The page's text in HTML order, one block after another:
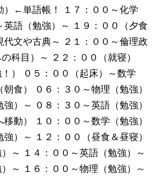
）←単語帳！ １７：００～化学
英語（勉強）～ １９：００（夕食
代文や古典～ ２１：００～倫理政
科目）～ ２２：００（就寝）
！） ０５：００（起床）～数学
朝食） ０６：３０～物理（勉強）
）～ ０８：３０～英語（勉強）
動） １０：００～数学（勉強）
）～ １２：００（昼食＆昼寝）
～ １４：００～英語（勉強）～
～ １６：００～物理（勉強）～